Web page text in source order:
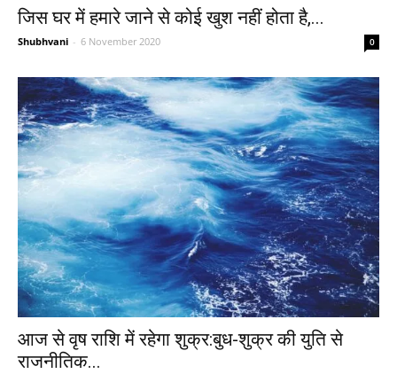
जिस घर में हमारे जाने से कोई खुश नहीं होता है,...
Shubhvani - 6 November 2020 0
आज से वृष राशि में रहेगा शुक्र:बुध-शुक्र की युति से
राजनीतिक...